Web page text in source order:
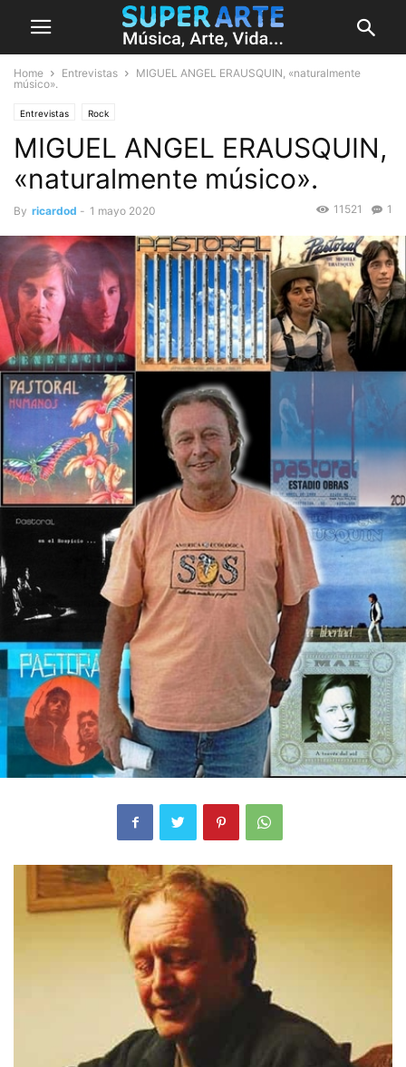
Home Entrevistas
MIGUEL ANGEL ERAUSQUIN, «naturalmente
músico».
Entrevistas Rock
MIGUEL ANGEL ERAUSQUIN,
«naturalmente músico».
By ricardod - 1 mayo 2020 1
11521